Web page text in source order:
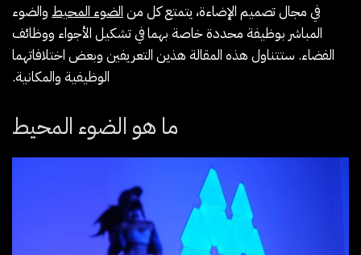
في مجال تصميم الإضاءة، يتمتع كل منالضوء المحيطوالضوء
المباشر بوظيفة محددة خاصة بهما في تشكيل الأجواء ووظائف
الفضاء. ستتناول هذه المقالة هذين التعريفين وبعض اختلافاتهما
الوظيفية والمكانية.
ما هو الضوء المحيط